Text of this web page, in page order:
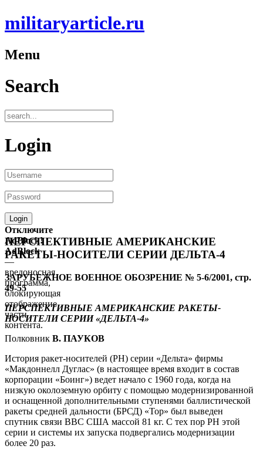
militaryarticle.ru
Menu
Search
Login
Отключите
AdBlock!
AdBlock
—
вредоносная
программа,
блокирующая
отображение
части
контента.
ПЕРСПЕКТИВНЫЕ АМЕРИКАНСКИЕ
РАКЕТЫ-НОСИТЕЛИ СЕРИИ ДЕЛЬТА-4
ЗАРУБЕЖНОЕ ВОЕННОЕ ОБОЗРЕНИЕ № 5-6/2001, стр.
49-55
ПЕРСПЕКТИВНЫЕ АМЕРИКАНСКИЕ РАКЕТЫ-
НОСИТЕЛИ СЕРИИ «ДЕЛЬТА-4»
Полковник В. ПАУКОВ
История ракет-носителей (РН) серии «Дельта» фирмы
«Макдоннелл Дуглас» (в настоящее время входит в состав
корпорации «Боинг») ведет начало с 1960 года, когда на
низкую околоземную орбиту с помощью модернизированной
и оснащенной дополнительными ступенями баллистической
ракеты средней дальности (БРСД) «Тор» был выведен
спутник связи ВВС США массой 81 кг. С тех пор РН этой
серии и системы их запуска подвергались модернизации
более 20 раз.